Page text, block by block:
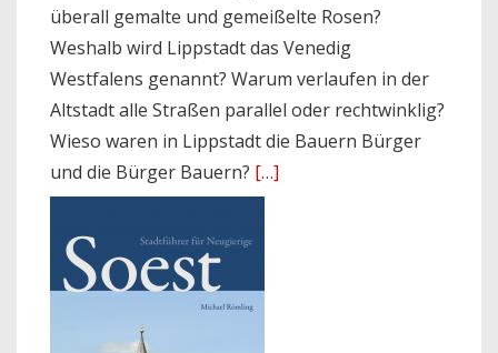
überall gemalte und gemeißelte Rosen?
Weshalb wird Lippstadt das Venedig
Westfalens genannt? Warum verlaufen in der
Altstadt alle Straßen parallel oder rechtwinklig?
Wieso waren in Lippstadt die Bauern Bürger
und die Bürger Bauern? […]